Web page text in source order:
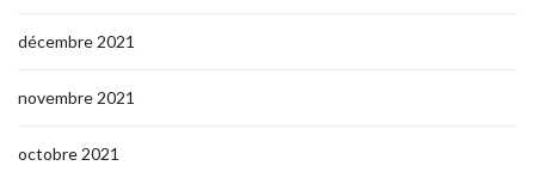
décembre 2021
novembre 2021
octobre 2021